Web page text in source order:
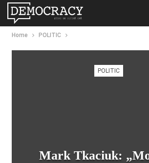
Home POLITIC
POLITIC
Mark Tkaciuk: